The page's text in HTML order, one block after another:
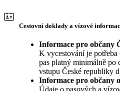
Cestovní doklady a vízové
Informace pro občany
K vycestování je potřeba
pas platný minimálně
vstupu České republiky
Informace pro občany